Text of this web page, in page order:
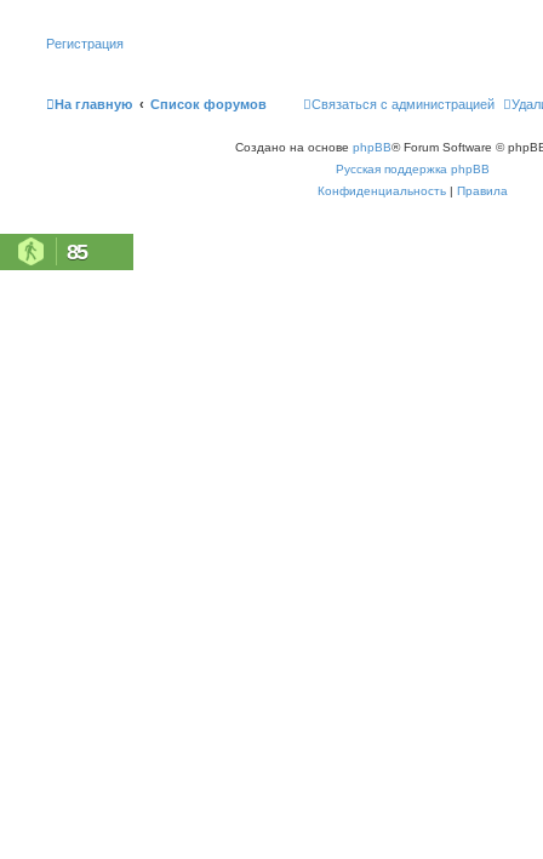
Регистрация
На главную Список форумов Связаться с администрацией
Создано на основе phpBB® Forum Software ©
Русская поддержка phpBB
Конфиденциальность | Правила
85